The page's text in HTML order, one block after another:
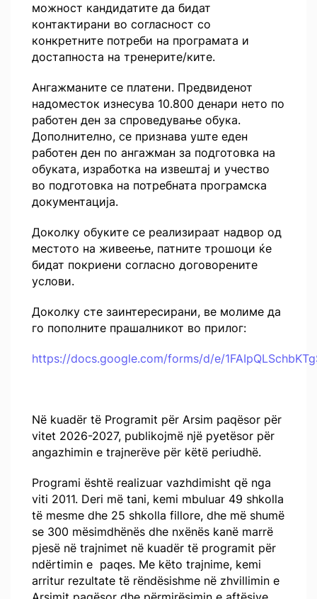
можност кандидатите да бидат
контактирани во согласност со
конкретните потреби на програмата и
достапноста на тренерите/ките.
Ангажманите се платени. Предвиденот
надоместок изнесува 10.800 денари нето по
работен ден за спроведување обука.
Дополнително, се признава уште еден
работен ден по ангажман за подготовка на
обуката, изработка на извештај и учество
во подготовка на потребната програмска
документација.
Доколку обуките се реализираат надвор од
местото на живеење, патните трошоци ќе
бидат покриени согласно договорените
услови.
Доколку сте заинтересирани, ве молиме да
го пополните прашалникот во прилог:
https://docs.google.com/forms/d/e/
Në kuadër të Programit për Arsim paqësor për
vitet 2026-2027, publikojmë një pyetësor për
angazhimin e trajnerëve për këtë periudhë.
Programi është realizuar vazhdimisht që nga
viti 2011. Deri më tani, kemi mbuluar 49 shkolla
të mesme dhe 25 shkolla fillore, dhe më shumë
se 300 mësimdhënës dhe nxënës kanë marrë
pjesë në trajnimet në kuadër të programit për
ndërtimin e paqes. Me këto trajnime, kemi
arritur rezultate të rëndësishme në zhvillimin e